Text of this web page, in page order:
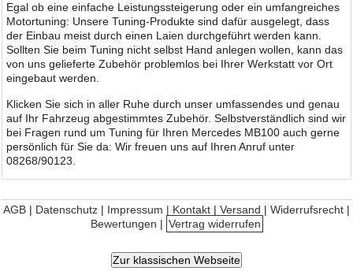
Egal ob eine einfache Leistungssteigerung oder ein umfangreiches
Motortuning: Unsere Tuning-Produkte sind dafür ausgelegt, dass
der Einbau meist durch einen Laien durchgeführt werden kann.
Sollten Sie beim Tuning nicht selbst Hand anlegen wollen, kann das
von uns gelieferte Zubehör problemlos bei Ihrer Werkstatt vor Ort
eingebaut werden.
Klicken Sie sich in aller Ruhe durch unser umfassendes und genau
auf Ihr Fahrzeug abgestimmtes Zubehör. Selbstverständlich sind wir
bei Fragen rund um Tuning für Ihren Mercedes MB100 auch gerne
persönlich für Sie da: Wir freuen uns auf Ihren Anruf unter
08268/90123.
AGB | Datenschutz | Impressum | Kontakt | Versand | Widerrufsrecht |
Bewertungen | Vertrag widerrufen